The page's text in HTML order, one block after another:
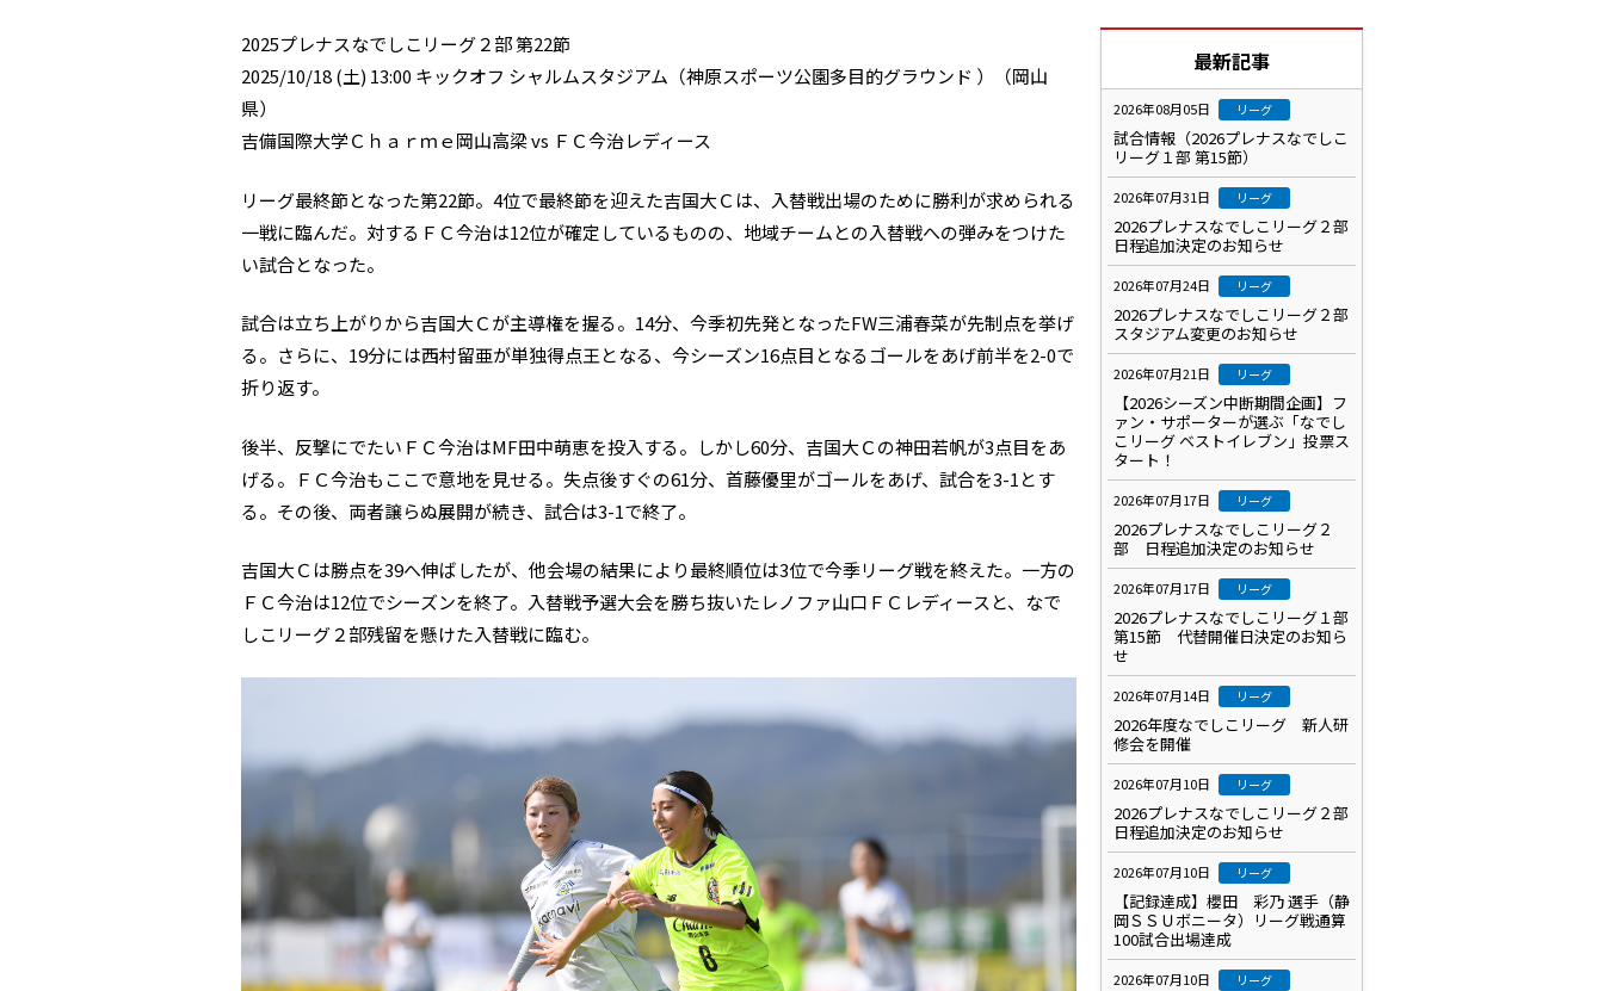
2025プレナスなでしこリーグ２部 第22節
2025/10/18 (土) 13:00 キックオフ シャルムスタジアム（神原スポーツ公園多目的グラウンド ）（岡山
県）
吉備国際大学Ｃｈａｒｍｅ岡山高梁 vs ＦＣ今治レディース
リーグ最終節となった第22節。4位で最終節を迎えた吉国大Ｃは、入替戦出場のために勝利が求められる
一戦に臨んだ。対するＦＣ今治は12位が確定しているものの、地域チームとの入替戦への弾みをつけた
い試合となった。
試合は立ち上がりから吉国大Ｃが主導権を握る。14分、今季初先発となったFW三浦春菜が先制点を挙げ
る。さらに、19分には西村留亜が単独得点王となる、今シーズン16点目となるゴールをあげ前半を2-0で
折り返す。
後半、反撃にでたいＦＣ今治はMF田中萌恵を投入する。しかし60分、吉国大Ｃの神田若帆が3点目をあ
げる。ＦＣ今治もここで意地を見せる。失点後すぐの61分、首藤優里がゴールをあげ、試合を3-1とす
る。その後、両者譲らぬ展開が続き、試合は3-1で終了。
吉国大Ｃは勝点を39へ伸ばしたが、他会場の結果により最終順位は3位で今季リーグ戦を終えた。一方の
ＦＣ今治は12位でシーズンを終了。入替戦予選大会を勝ち抜いたレノファ山口ＦＣレディースと、なで
しこリーグ２部残留を懸けた入替戦に臨む。
最新記事
2026年08月05日 リーグ
試合情報（2026プレナスなでしこ
リーグ１部 第15節）
2026年07月31日 リーグ
2026プレナスなでしこリーグ２部
日程追加決定のお知らせ
2026年07月24日 リーグ
2026プレナスなでしこリーグ２部
スタジアム変更のお知らせ
2026年07月21日 リーグ
【2026シーズン中断期間企画】フ
ァン・サポーターが選ぶ「なでし
こリーグ ベストイレブン」投票ス
タート！
2026年07月17日 リーグ
2026プレナスなでしこリーグ２
部 日程追加決定のお知らせ
2026年07月17日 リーグ
2026プレナスなでしこリーグ１部
第15節 代替開催日決定のお知ら
せ
2026年07月14日 リーグ
2026年度なでしこリーグ 新人研
修会を開催
2026年07月10日 リーグ
2026プレナスなでしこリーグ２部
日程追加決定のお知らせ
2026年07月10日 リーグ
【記録達成】櫻田 彩乃 選手（静
岡ＳＳＵボニータ）リーグ戦通算
100試合出場達成
2026年07月10日 リーグ